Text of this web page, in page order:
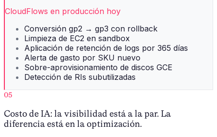
CloudFlows en producción hoy
Conversión gp2 → gp3 con rollback
Limpieza de EC2 en sandbox
Aplicación de retención de logs por 365 días
Alerta de gasto por SKU nuevo
Sobre-aprovisionamiento de discos GCE
Detección de RIs subutilizadas
05
Costo de IA: la visibilidad está a la par. La
diferencia está en la optimización.